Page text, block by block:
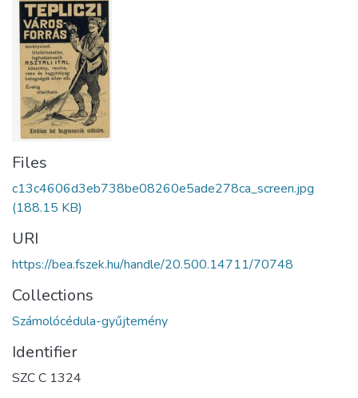
Files
c13c4606d3eb738be08260e5ade278ca_screen.jpg
(188.15 KB)
URI
https://bea.fszek.hu/handle/20.500.14711/70748
Collections
Számolócédula-gyűjtemény
Identifier
SZC C 1324